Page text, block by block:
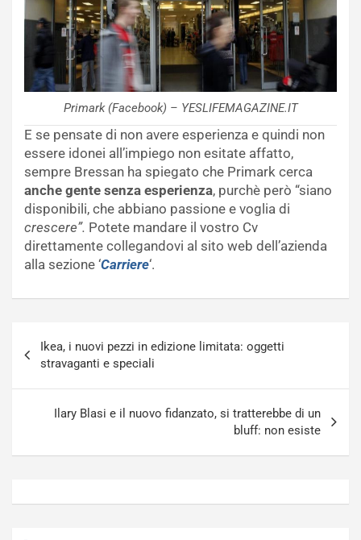
Primark (Facebook) – YESLIFEMAGAZINE.IT
E se pensate di non avere esperienza e quindi non
essere idonei all’impiego non esitate affatto,
sempre Bressan ha spiegato che Primark cerca
anche gente senza esperienza, purchè però “siano
disponibili, che abbiano passione e voglia di
crescere”. Potete mandare il vostro Cv
direttamente collegandovi al sito web dell’azienda
alla sezione ‘Carriere‘.
articoli
Ikea, i nuovi pezzi in edizione limitata: oggetti
stravaganti e speciali
Ilary Blasi e il nuovo fidanzato, si tratterebbe di un
bluff: non esiste